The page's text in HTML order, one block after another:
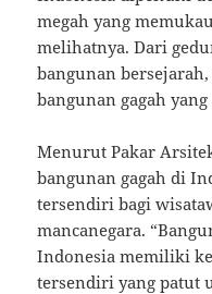
megah yang
melihatnya. Dari
bangunan
bangunan gagah
Menurut Pakar
bangunan gagah di
tersendiri bagi
mancanegara.
Indonesia memiliki
tersendiri yang patut